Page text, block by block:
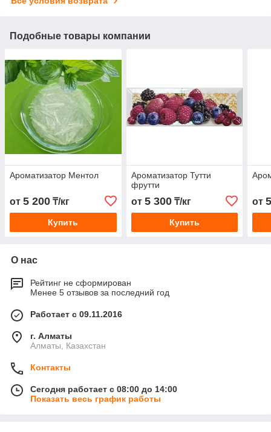
Подобные товары компании
Ароматизатор Ментол
от 5 200 ₸/кг
Купить
Ароматизатор Тутти
фрутти
от 5 300₸/кг
Купить
от
О нас
Рейтинг не сформирован
Менее 5 отзывов за последний год
Работает с 09.11.2016
г. Алматы
Алматы, Казахстан
Контакты
Сегодня работает с 08:00 до 14:00
Показать весь график работы